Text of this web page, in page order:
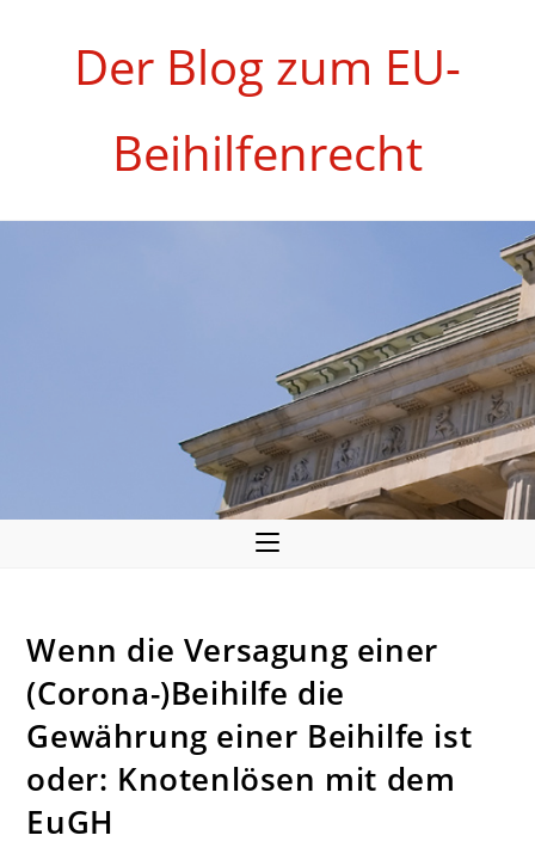
Der Blog zum EU-
Beihilfenrecht
Wenn die Versagung einer
(Corona-)Beihilfe die
Gewährung einer Beihilfe ist
oder: Knotenlösen mit dem
EuGH